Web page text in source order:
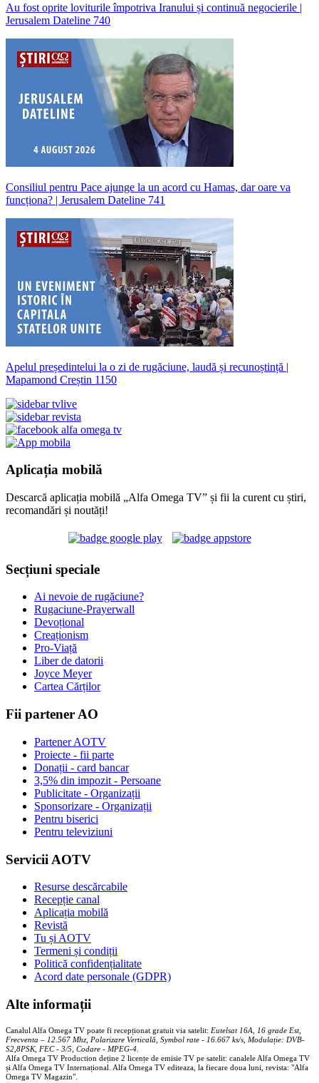
Au fost oprite loviturile împotriva Iranului și continuă negocierile |
Jerusalem Dateline 740
Consiliul pentru Pace ajunge la un acord cu Hamas, dar oare va
funcționa? | Jerusalem Dateline 741
Apelul președintelui la o zi de rugăciune, laudă și recunoștință |
Mapamond Creștin 1150
Aplicația mobilă
Descarcă aplicația mobilă „Alfa Omega TV” și fii la curent cu știri,
recomandări și noutăți!
Secțiuni speciale
Ai nevoie de rugăciune?
Rugaciune-Prayerwall
Devoțional
Creaționism
Pro-Viață
Liber de datorii
Joyce Meyer
Cartea Cărților
Fii partener AO
Partener AOTV
Proiecte - fii parte
Donații - card bancar
3,5% din impozit - Persoane
Publicitate - Organizații
Sponsorizare - Organizații
Pentru biserici
Pentru televiziuni
Servicii AOTV
Resurse descărcabile
Recepție canal
Aplicația mobilă
Revistă
Tu și AOTV
Termeni și condiții
Politică confidențialitate
Acord date personale (GDPR)
Alte informații
Canalul Alfa Omega TV poate fi recepționat gratuit via satelit: Eutelsat 16A, 16 grade Est,
Frecventa – 12.567 Mhz, Polarizare Verticală, Symbol rate - 16.667 ks/s, Modulație: DVB-
S2,8PSK, FEC - 3/5, Codare - MPEG-4
Alfa Omega TV Production deține 2 licențe de emisie TV pe satelit: canalele Alfa Omega TV
și Alfa Omega TV Internațional. Alfa Omega TV editeaza, la fiecare doua luni, revista: "Alfa
Omega TV Magazin".